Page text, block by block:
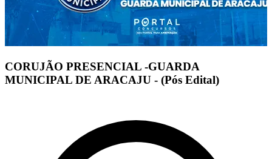
CORUJÃO PRESENCIAL -GUARDA
MUNICIPAL DE ARACAJU - (Pós Edital)